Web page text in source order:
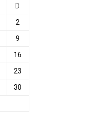
D
2
9
16
23
30